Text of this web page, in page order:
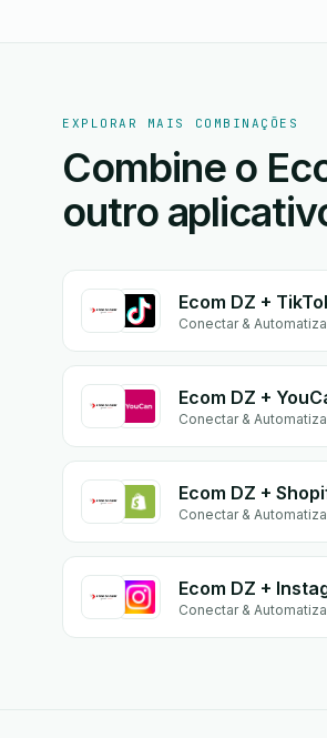
EXPLORAR MAIS COMBINAÇÕES
Combine o
outro
Ecom DZ +
Conectar &
Ecom DZ +
Conectar &
Ecom DZ +
Conectar &
Ecom DZ +
Conectar &